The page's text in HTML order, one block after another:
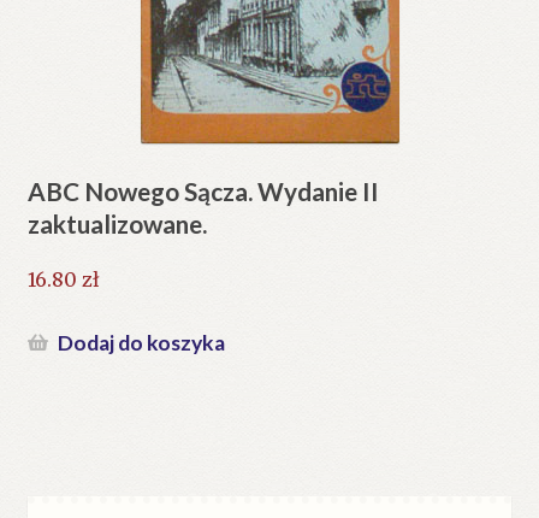
ABC Nowego Sącza. Wydanie II
zaktualizowane.
16.80 zł
Dodaj do koszyka